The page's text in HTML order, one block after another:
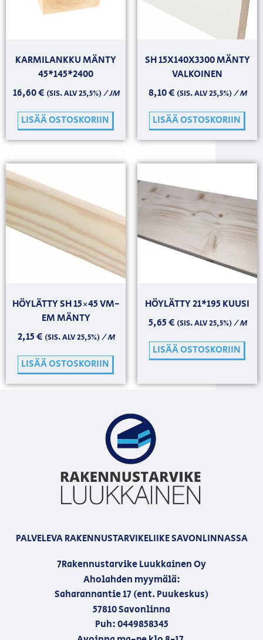
KARMILANKKU MÄNTY
45*145*2400
16,60€ (SIS. ALV 25,5%)/ JM
LISÄÄ OSTOSKORIIN
SH 15X140X3300 MÄNTY
VALKOINEN
8,10€ (SIS. ALV 25,5%)/ M
LISÄÄ OSTOSKORIIN
HÖYLÄTTY SH 15×45 VM-
EM MÄNTY
2,15€ (SIS. ALV 25,5%)/ M
LISÄÄ OSTOSKORIIN
HÖYLÄTTY 21*195 KUUSI
5,65€ (SIS. ALV 25,5%)/ M
LISÄÄ OSTOSKORIIN
PALVELEVA RAKENNUSTARVIKELIIKE SAVONLINNASSA
7Rakennustarvike Luukkainen Oy
Aholahden myymälä:
Saharannantie 17 (ent. Puukeskus)
57810 Savonlinna
Puh: 0449858345